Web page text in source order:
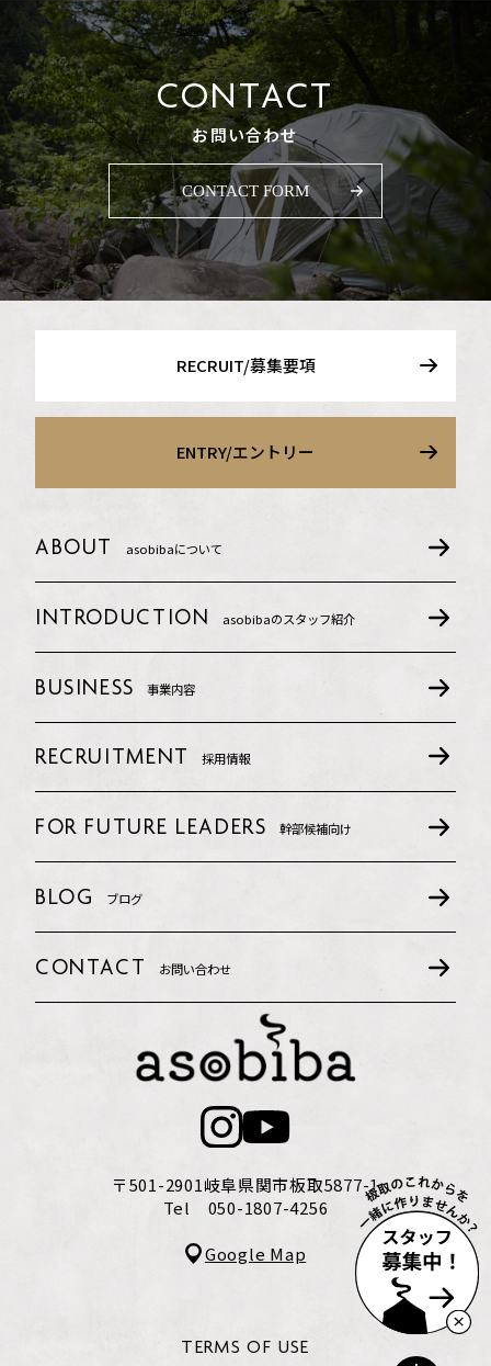
CONTACT
お問い合わせ
CONTACT FORM
〒501-2901岐阜県関市板取5877-1
Tel 050-1807-4256
Google Map
TERMS OF USE
RECRUIT/募集要項
ENTRY/エントリー
ABOUT asobibaについて
INTRODUCTION asobibaのスタッフ紹介
BUSINESS 事業内容
RECRUITMENT 採用情報
FOR FUTURE LEADERS 幹部候補向け
BLOG ブログ
CONTACT お問い合わせ